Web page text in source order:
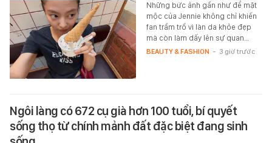
Những bức ảnh gần như để mặt
mộc của Jennie không chỉ khiến
fan trầm trồ vì làn da khỏe đẹp
mà còn làm dấy lên sự quan…
BEAUTY & FASHION - 3 giờ trước
Ngôi làng có 672 cụ già hơn 100 tuổi, bí quyết
sống thọ từ chính mảnh đất đặc biệt đang sinh